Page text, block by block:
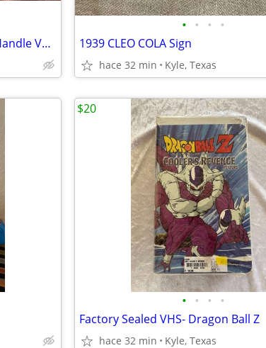
M1891 Sword Bayonet, Rare Brass Handle Variant
• • • •
1939 CLEO COLA Sign
hace 32 min Kyle, Texas
• • • •
Factory Sealed VHS- Dragon Ball Z
hace 32 min Kyle, Texas
$20